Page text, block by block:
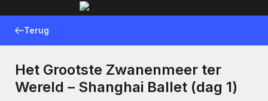
Terug
Het Grootste Zwanenmeer ter
Wereld – Shanghai Ballet (dag 1)